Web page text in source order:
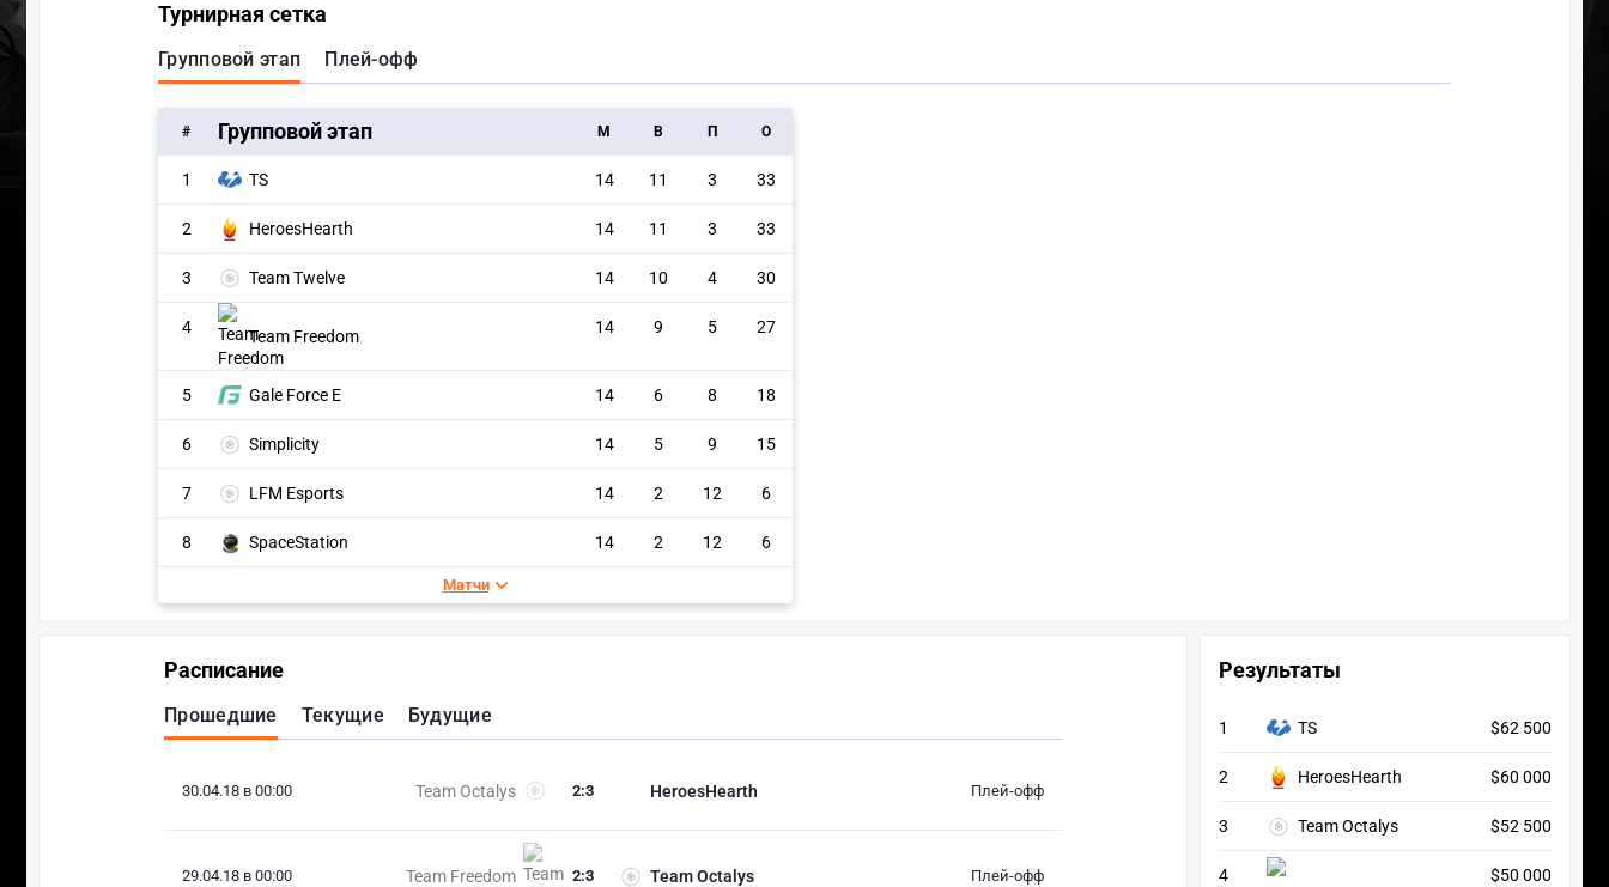
Турнирная сетка
Групповой этап Плей-офф
# Групповой этап M В П О
1 TS 14 11 3 33
2 HeroesHearth 14 11 3 33
3 Team Twelve 14 10 4 30
4 Team Freedom 14 9 5 27
5 Gale Force E 14 6 8 18
6 Simplicity 14 5 9 15
7 LFM Esports 14 2 12 6
8 SpaceStation 14 2 12 6
Матчи
Расписание
Прошедшие Текущие Будущие
30.04.18 в 00:00 Team Octalys HeroesHearth
2:3 Плей-офф
29.04.18 в 00:00 Team Freedom Team Octalys
2:3 Плей-офф
Результаты
1 TS $62 500
2 HeroesHearth $60 000
3 Team Octalys $52 500
4
$50 000